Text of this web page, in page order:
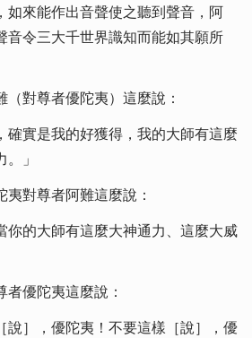
如來能作出音聲使之聽到聲音，阿
音令三大千世界識知而能如其願所
對尊者優陀夷）這麼說：
確實是我的好獲得，我的大師有這麼
」
對尊者阿難這麼說：
你的大師有這麼大神通力、這麼大威
優陀夷這麼說：
說］，優陀夷！不要這樣［說］，優